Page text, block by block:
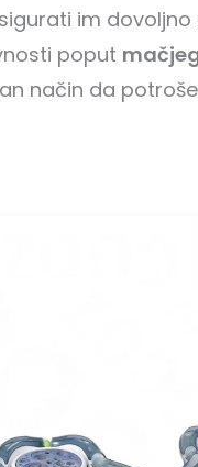
im dovoljno
poput
način da